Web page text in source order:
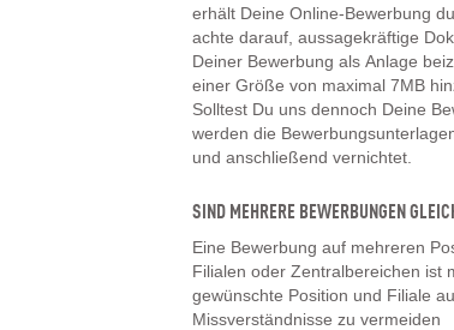
erhält Deine Online-Bewerbung
achte darauf, aussagekräftige
Deiner Bewerbung als Anlage
einer Größe von maximal 7MB
Solltest Du uns dennoch Deine
werden die
und anschließend vernichtet.
SIND MEHRERE BEWERBUNGEN
Eine Bewerbung auf mehreren
Filialen oder Zentralbereichen ist
gewünschte Position und Filiale
Missverständnisse zu vermeiden